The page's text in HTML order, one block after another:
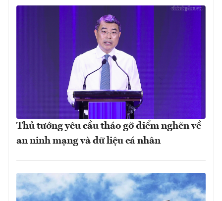
Thủ tướng yêu cầu tháo gỡ điểm nghẽn về
an ninh mạng và dữ liệu cá nhân